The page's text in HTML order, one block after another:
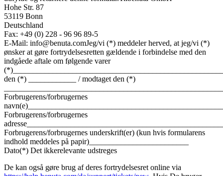
Hohe Str. 87
53119 Bonn
Deutschland
Fax: +49 (0) 228 - 96 96 89-5
E-Mail: info@benuta.comJeg/vi (*) meddeler herved, at jeg/vi (*)
ønsker at gøre fortrydelsesretten gældende i forbindelse med den
indgåede aftale om følgende varer
den (*) ____________ / modtaget den (*)
Forbrugerens/forbrugernes
Forbrugerens/forbrugernes
Forbrugerens/forbrugernes underskrift(er) (kun hvis formularens
indhold meddeles på papir)_________________________
Dato(*) Det ikkerelevante udstreges
De kan også gøre brug af deres fortrydelsesret online via